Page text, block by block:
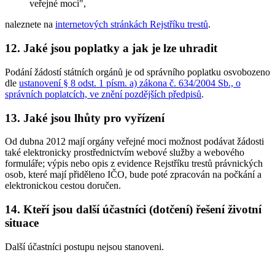
veřejné moci",
naleznete na internetových stránkách Rejstříku trestů.
12. Jaké jsou poplatky a jak je lze uhradit
Podání žádostí státních orgánů je od správního poplatku osvobozeno
dle ustanovení § 8 odst. 1 písm. a) zákona č. 634/2004 Sb., o
správních poplatcích, ve znění pozdějších předpisů.
13. Jaké jsou lhůty pro vyřízení
Od dubna 2012 mají orgány veřejné moci možnost podávat žádosti
také elektronicky prostřednictvím webové služby a webového
formuláře; výpis nebo opis z evidence Rejstříku trestů právnických
osob, které mají přiděleno IČO, bude poté zpracován na počkání a
elektronickou cestou doručen.
14. Kteří jsou další účastníci (dotčení) řešení životní
situace
Další účastníci postupu nejsou stanoveni.